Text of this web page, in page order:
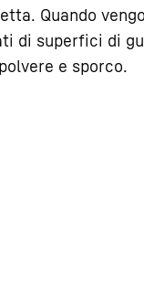
Quando
di superfici di
e sporco.